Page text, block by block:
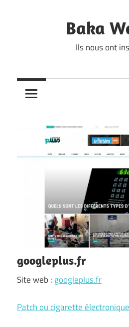
Baka
Ils nous ont
googleplus.fr
Site web : googleplus.fr
Patch ou cigarette